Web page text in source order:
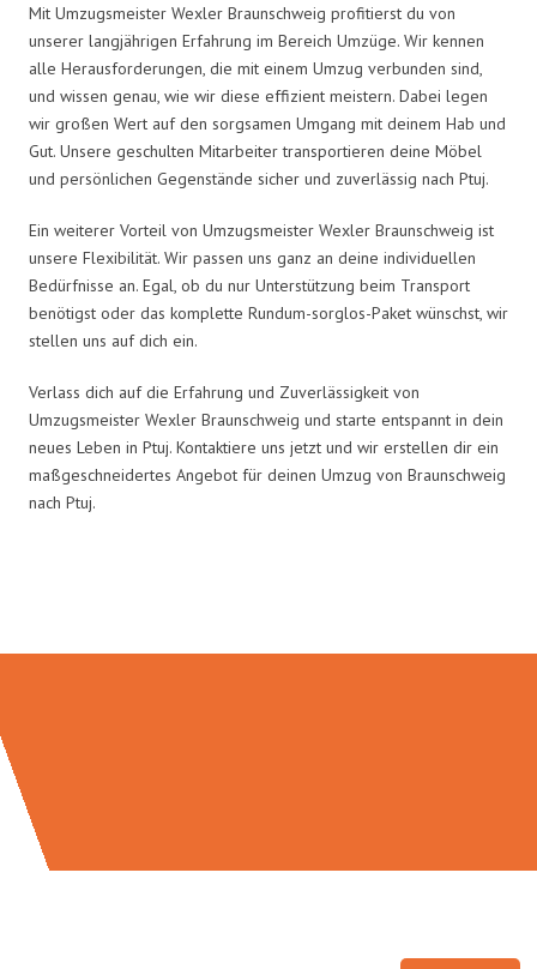
Mit Umzugsmeister Wexler Braunschweig profitierst du von
unserer langjährigen Erfahrung im Bereich Umzüge. Wir kennen
alle Herausforderungen, die mit einem Umzug verbunden sind,
und wissen genau, wie wir diese effizient meistern. Dabei legen
wir großen Wert auf den sorgsamen Umgang mit deinem Hab und
Gut. Unsere geschulten Mitarbeiter transportieren deine Möbel
und persönlichen Gegenstände sicher und zuverlässig nach Ptuj.
Ein weiterer Vorteil von Umzugsmeister Wexler Braunschweig ist
unsere Flexibilität. Wir passen uns ganz an deine individuellen
Bedürfnisse an. Egal, ob du nur Unterstützung beim Transport
benötigst oder das komplette Rundum-sorglos-Paket wünschst, wir
stellen uns auf dich ein.
Verlass dich auf die Erfahrung und Zuverlässigkeit von
Umzugsmeister Wexler Braunschweig und starte entspannt in dein
neues Leben in Ptuj. Kontaktiere uns jetzt und wir erstellen dir ein
maßgeschneidertes Angebot für deinen Umzug von Braunschweig
nach Ptuj.